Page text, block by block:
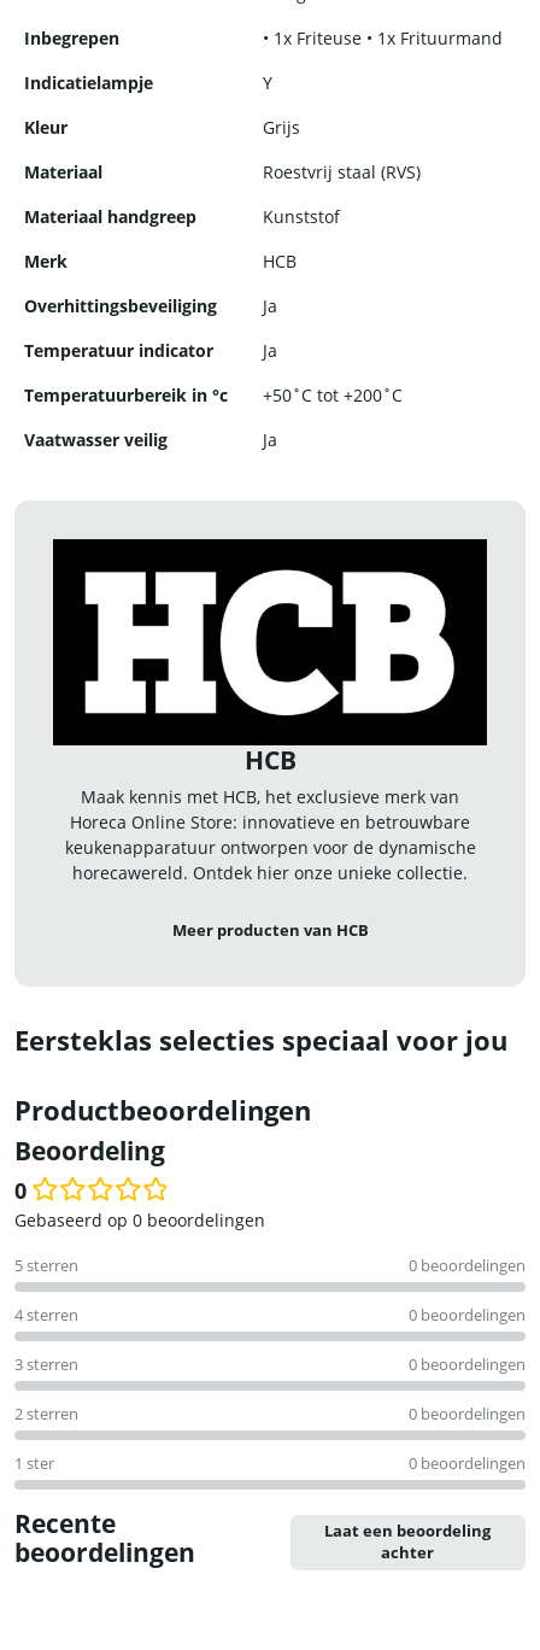
Inbegrepen
• 1x Friteuse • 1x Frituurmand
Indicatielampje
Y
Kleur
Grijs
Materiaal
Roestvrij staal (RVS)
Materiaal handgreep
Kunststof
Merk
HCB
Overhittingsbeveiliging
Ja
Temperatuur indicator
Ja
Temperatuurbereik in °c
+50˚C tot +200˚C
Vaatwasser veilig
Ja
HCB
Maak kennis met HCB, het exclusieve merk van
Horeca Online Store: innovatieve en betrouwbare
keukenapparatuur ontworpen voor de dynamische
horecawereld. Ontdek hier onze unieke collectie.
Meer producten van HCB
Eersteklas selecties speciaal voor jou
Productbeoordelingen
Beoordeling
0
Waardering
uit
5
Gebaseerd op 0 beoordelingen
5 sterren 0 beoordelingen
4 sterren 0 beoordelingen
3 sterren 0 beoordelingen
2 sterren 0 beoordelingen
1 ster 0 beoordelingen
Recente
beoordelingen
Laat een beoordeling
achter